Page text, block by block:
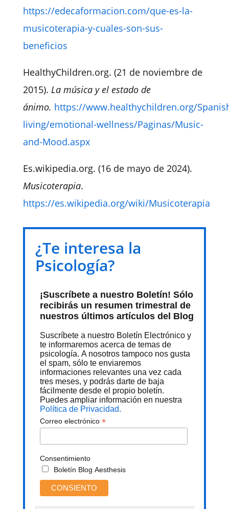
https://edecaformacion.com/que-es-la-
musicoterapia-y-cuales-son-sus-
beneficios
HealthyChildren.org. (21 de noviembre de
2015). La música y el estado de
ánimo. https://www.healthychildren.org/
living/emotional-wellness/Paginas/Music-
and-Mood.aspx
Es.wikipedia.org. (16 de mayo de 2024).
Musicoterapia.
https://es.wikipedia.org/wiki/Musicoterapia
¿Te interesa la
Psicología?
¡Suscríbete a nuestro Boletín! Sólo
recibirás un resumen trimestral de
nuestros últimos artículos del Blog
Suscríbete a nuestro Boletín Electrónico y
te informaremos acerca de temas de
psicología. A nosotros tampoco nos gusta
el spam, sólo te enviaremos
informaciones relevantes una vez cada
tres meses, y podrás darte de baja
fácilmente desde el propio boletín.
Puedes ampliar información en nuestra
Política de Privacidad.
Correo electrónico*
Consentimiento
Boletín Blog Aesthesis